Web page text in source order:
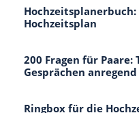
Hochzeitsplan
200 Fragen für
Gesprächen anregend
Ringbox für die